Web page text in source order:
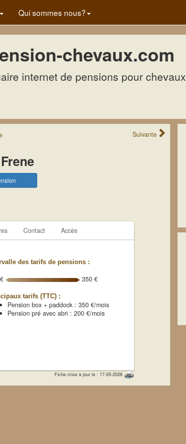
Qui sommes nous?
chevaux.com
internet de pensions pour chevaux
Suivante
Contact Accès
des tarifs de pensions :
€ 350 €
tarifs (TTC) :
Pension box + paddock : 350 €/mois
Pension pré avec abri : 200 €/mois
Fiche mise à jour le : 17-05-2026